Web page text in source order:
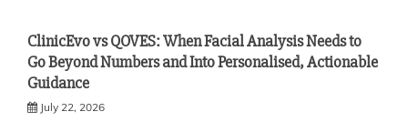
ClinicEvo vs QOVES: When Facial Analysis Needs to
Go Beyond Numbers and Into Personalised, Actionable
Guidance
July 22, 2026